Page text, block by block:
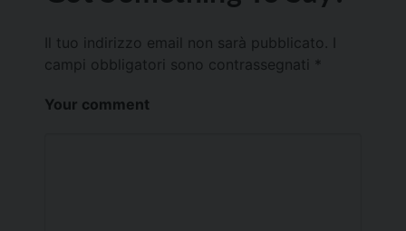
Il tuo indirizzo email non sarà pubblicato.
campi obbligatori sono contrassegnati *
Your comment